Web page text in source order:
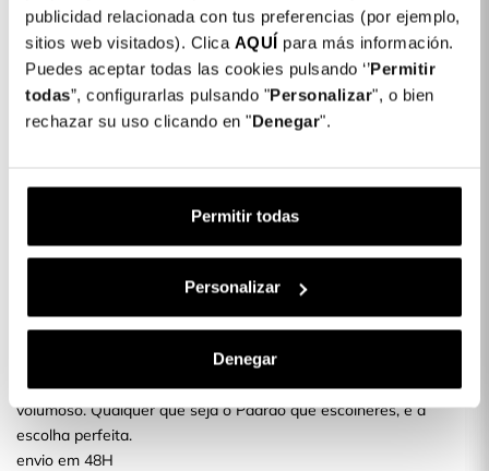
publicidad relacionada con tus preferencias (por ejemplo,
sitios web visitados). Clica AQUÍ para más información.
Puedes aceptar todas las cookies pulsando ‘’Permitir
todas”, configurarlas pulsando "Personalizar", o bien
rechazar su uso clicando en "Denegar".
Permitir todas
Personalizar
Denegar
Cor: Verde Tropa
COLORES DISPONIBLES
Verde
Tropa
Protege o teu telemóvel com as nossas novas capas
nossas novas Capas para telemóvel podes protegê-lo e ainda
adicionar um padrão exclusivo e divertido.
Uma Capa leve que não torna o teu Telemóvel mais pesado ou
volumoso. Qualquer que seja o Padrão que escolheres, é a
escolha perfeita.
envio em 48H